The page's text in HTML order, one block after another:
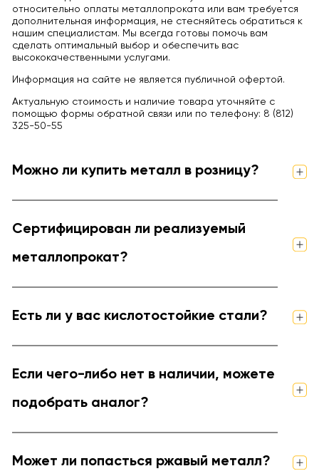
относительно оплаты металлопроката или вам требуется
дополнительная информация, не стесняйтесь обратиться к
нашим специалистам. Мы всегда готовы помочь вам
сделать оптимальный выбор и обеспечить вас
высококачественными услугами.
Информация на сайте не является публичной офертой.
Актуальную стоимость и наличие товара уточняйте с
помощью формы обратной связи или по телефону: 8 (812)
325-50-55
Можно ли купить металл в розницу?
Сертифицирован ли реализуемый
металлопрокат?
Есть ли у вас кислотостойкие стали?
Если чего-либо нет в наличии, можете
подобрать аналог?
Может ли попасться ржавый металл?